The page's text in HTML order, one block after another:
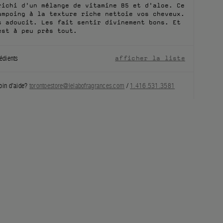
d'un mélange de vitamine B5 et d'aloe. Ce
à la texture riche nettoie vos cheveux.
adoucit. Les fait sentir divinement bons. Et
à peu près tout.
afficher la liste
d'aide? torontoestore@lelabofragrances.com / 1.416.531.3581